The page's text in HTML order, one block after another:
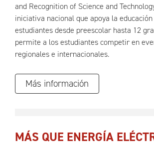
and Recognition of Science and
iniciativa nacional que apoya la
estudiantes desde preescolar hasta 12
permite a los estudiantes competir en
regionales e internacionales.
Más información
MÁS QUE ENERGÍA